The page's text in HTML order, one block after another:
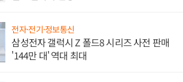
전자·전기·정보통신
삼성전자 갤럭시 Z 폴드8 시리즈 사전 판매
'144만 대' 역대 최대